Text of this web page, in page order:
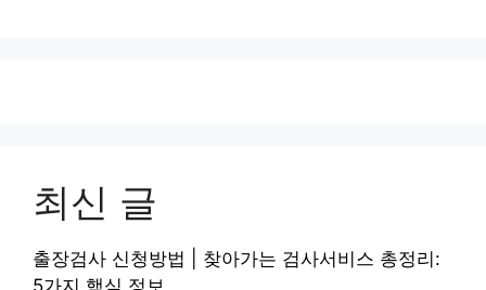
최신 글
출장검사 신청방법 | 찾아가는 검사서비스 총정리: